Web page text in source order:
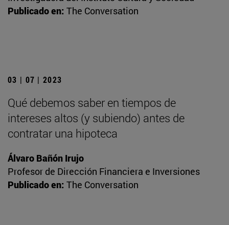
Publicado en: The Conversation
03 | 07 | 2023
Qué debemos saber en tiempos de
intereses altos (y subiendo) antes de
contratar una hipoteca
Álvaro Bañón Irujo
Profesor de Dirección Financiera e Inversiones
Publicado en: The Conversation